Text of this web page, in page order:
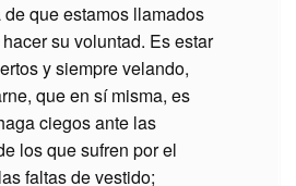
que estamos llamados
su voluntad. Es estar
y siempre velando,
que en sí misma, es
ciegos ante las
los que sufren por el
faltas de vestido;